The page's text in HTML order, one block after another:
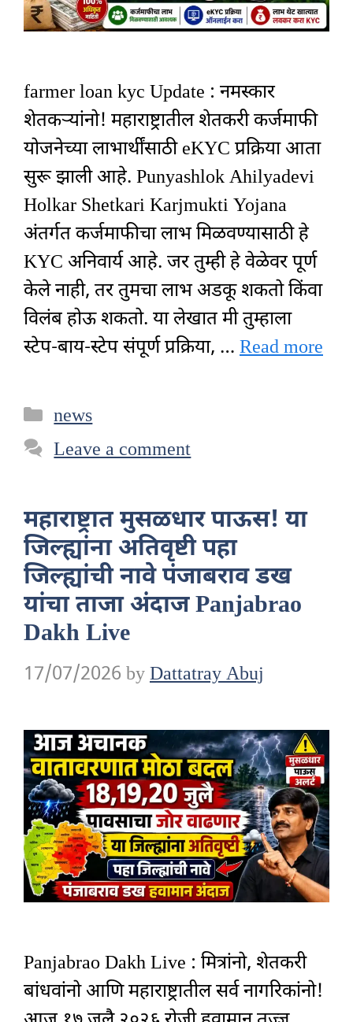
farmer loan kyc Update : नमस्कार
शेतकऱ्यांनो! महाराष्ट्रातील शेतकरी कर्जमाफी
योजनेच्या लाभार्थींसाठी eKYC प्रक्रिया आता
सुरू झाली आहे. Punyashlok Ahilyadevi
Holkar Shetkari Karjmukti Yojana
अंतर्गत कर्जमाफीचा लाभ मिळवण्यासाठी हे
KYC अनिवार्य आहे. जर तुम्ही हे वेळेवर पूर्ण
केले नाही, तर तुमचा लाभ अडकू शकतो किंवा
विलंब होऊ शकतो. या लेखात मी तुम्हाला
स्टेप-बाय-स्टेप संपूर्ण प्रक्रिया, … Read more
Categories
news
Leave a comment
महाराष्ट्रात मुसळधार पाऊस! या
जिल्ह्यांना अतिवृष्टी पहा
जिल्ह्यांची नावे पंजाबराव डख
यांचा ताजा अंदाज Panjabrao
Dakh Live
17/07/2026 byDattatray Abuj
Panjabrao Dakh Live : मित्रांनो, शेतकरी
बांधवांनो आणि महाराष्ट्रातील सर्व नागरिकांनो!